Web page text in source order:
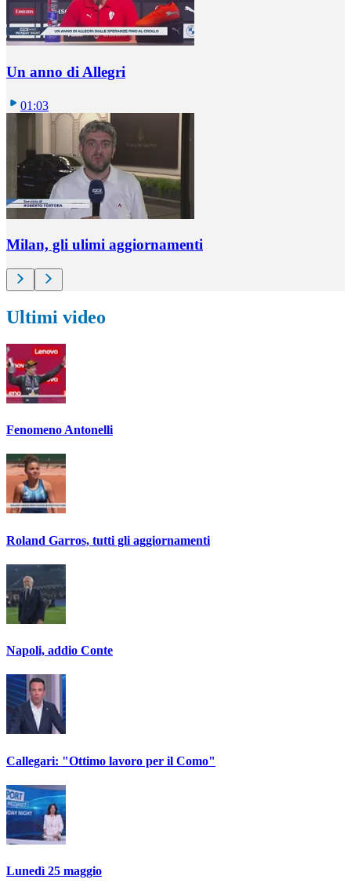
Un anno di Allegri
01:03
Milan, gli ulimi aggiornamenti
Ultimi video
Fenomeno Antonelli
Roland Garros, tutti gli aggiornamenti
Napoli, addio Conte
Callegari: "Ottimo lavoro per il Como"
Lunedì 25 maggio